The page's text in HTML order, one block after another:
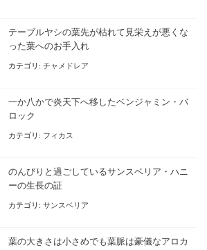
テーブルヤシの葉先が枯れて見栄えが悪くな
った葉へのお手入れ
カテゴリ: チャメドレア
一か八かで炎天下へ移したベンジャミン・バ
ロック
カテゴリ: フィカス
のんびりと過ごしているサンスベリア・ハニ
ーの生長の証
カテゴリ: サンスベリア
葉の大きさは小さめでも葉脈は豪儀なアロカ